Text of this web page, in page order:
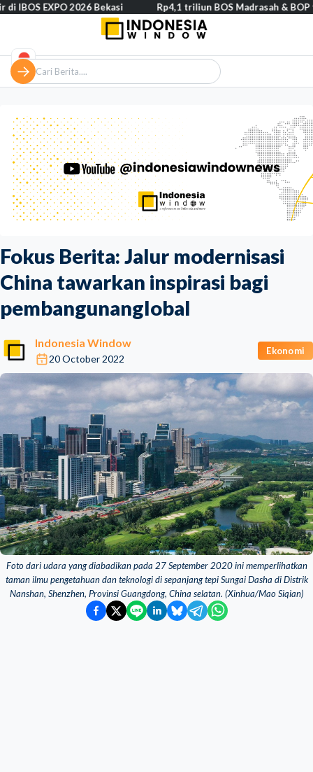
Fokus Berita: Jalur modernisasi
China tawarkan inspirasi bagi
pembangunanglobal
Indonesia Window
20 October 2022
Ekonomi
Foto dari udara yang diabadikan pada 27 September 2020 ini memperlihatkan
taman ilmu pengetahuan dan teknologi di sepanjang tepi Sungai Dasha di Distrik
Nanshan, Shenzhen, Provinsi Guangdong, China selatan. (Xinhua/Mao Siqian)
2026 Bekasi Rp4,1 triliun BOS Madrasah & BOP tahap II